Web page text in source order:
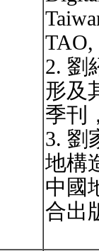
TAO,
2. 劉
形及
季刊
3. 劉
地構
中國
合出